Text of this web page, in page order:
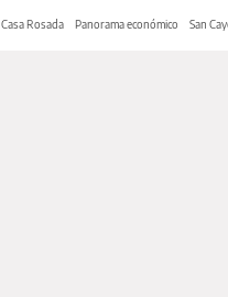
Casa Rosada Panorama económico San